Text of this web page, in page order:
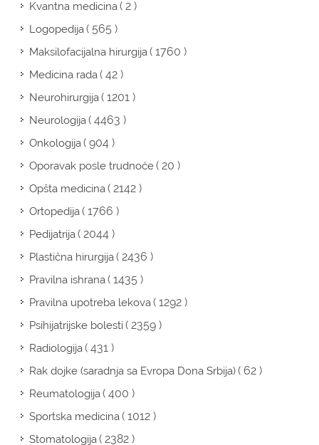
Kvantna medicina( 2 )
Logopedija( 565 )
Maksilofacijalna hirurgija( 1760 )
Medicina rada( 42 )
Neurohirurgija( 1201 )
Neurologija( 4463 )
Onkologija( 904 )
Oporavak posle trudnoće( 20 )
Opšta medicina( 2142 )
Ortopedija( 1766 )
Pedijatrija( 2044 )
Plastična hirurgija( 2436 )
Pravilna ishrana( 1435 )
Pravilna upotreba lekova( 1292 )
Psihijatrijske bolesti( 2359 )
Radiologija( 431 )
Rak dojke (saradnja sa Evropa Dona Srbija)( 62 )
Reumatologija( 400 )
Sportska medicina( 1012 )
Stomatologija( 2382 )